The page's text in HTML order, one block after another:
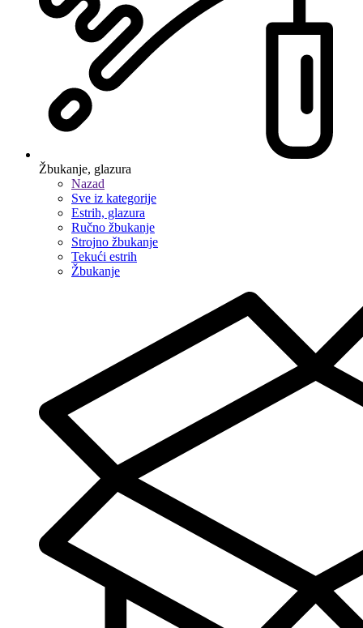
Žbukanje, glazura
Nazad
Sve iz kategorije
Estrih, glazura
Ručno žbukanje
Strojno žbukanje
Tekući estrih
Žbukanje